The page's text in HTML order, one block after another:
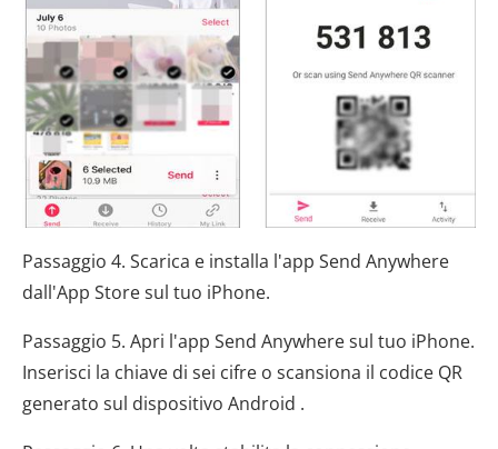
Passaggio 4. Scarica e installa l'app Send Anywhere
dall'App Store sul tuo iPhone.
Passaggio 5. Apri l'app Send Anywhere sul tuo iPhone.
Inserisci la chiave di sei cifre o scansiona il codice QR
generato sul dispositivo Android .